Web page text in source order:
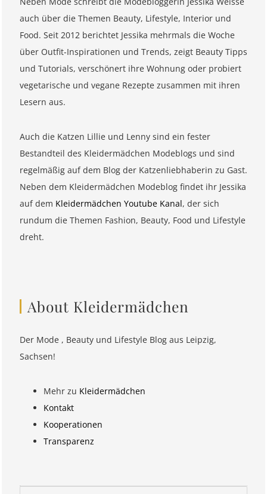
auch über die Themen Beauty, Lifestyle, Interior und
Food. Seit 2012 berichtet Jessika mehrmals die Woche
über Outfit-Inspirationen und Trends, zeigt Beauty Tipps
und Tutorials, verschönert ihre Wohnung oder probiert
vegetarische und vegane Rezepte zusammen mit ihren
Lesern aus.
Auch die Katzen Lillie und Lenny sind ein fester
Bestandteil des Kleidermädchen Modeblogs und sind
regelmäßig auf dem Blog der Katzenliebhaberin zu Gast.
Neben dem Kleidermädchen Modeblog findet ihr Jessika
auf dem Kleidermädchen Youtube Kanal, der sich
rundum die Themen Fashion, Beauty, Food und Lifestyle
dreht.
About Kleidermädchen
Der Mode , Beauty und Lifestyle Blog aus Leipzig,
Sachsen!
Mehr zu Kleidermädchen
Kontakt
Kooperationen
Transparenz